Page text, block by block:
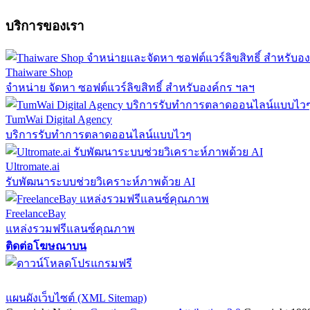
บริการของเรา
Thaiware Shop
จำหน่าย จัดหา ซอฟต์แวร์ลิขสิทธิ์ สำหรับองค์กร ฯลฯ
TumWai Digital Agency
บริการรับทำการตลาดออนไลน์แบบไวๆ
Ultromate.ai
รับพัฒนาระบบช่วยวิเคราะห์ภาพด้วย AI
FreelanceBay
แหล่งรวมฟรีแลนซ์คุณภาพ
ติดต่อโฆษณาบน
แผนผังเว็บไซต์ (XML Sitemap)